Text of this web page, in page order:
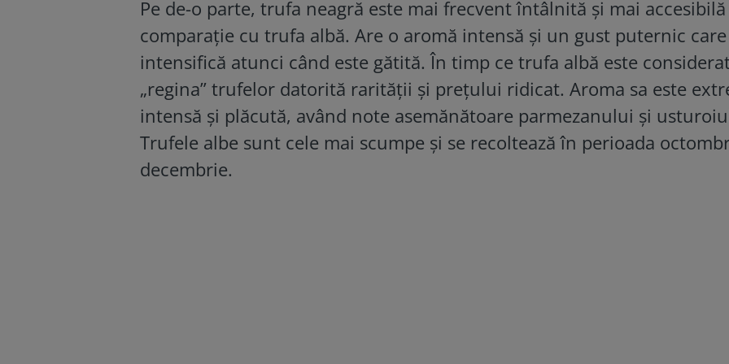
Pe de-o parte, trufa neagră este mai frecvent întâlnită și mai
comparație cu trufa albă. Are o aromă intensă și un gust puternic care
intensifică atunci când este gătită. În timp ce trufa albă este
„regina” trufelor datorită rarității și prețului ridicat. Aroma sa este
intensă și plăcută, având note asemănătoare parmezanului și
Trufele albe sunt cele mai scumpe și se recoltează în perioada
decembrie.